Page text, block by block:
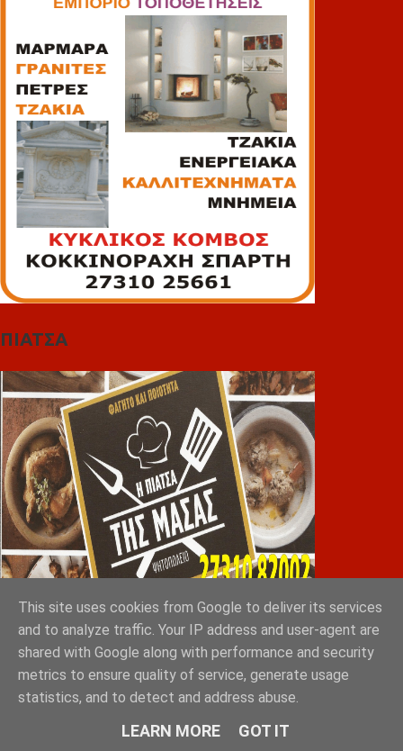
ΠΙΑΤΣΑ
Greek Exports Directory
Φόρτωση...
ΣΠΑΡΤΗ ΛΑΚΩΝΙΑ
This site uses cookies from Google to deliver its services
and to analyze traffic. Your IP address and user-agent are
shared with Google along with performance and security
metrics to ensure quality of service, generate usage
statistics, and to detect and address abuse.
LEARN MORE GOT IT